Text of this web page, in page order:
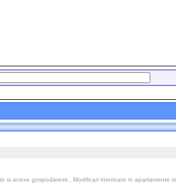
si anexe gospodaresti , Modificari interioare in apartamente